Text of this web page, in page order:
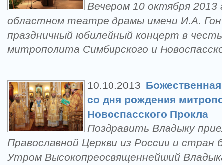
Вечером 10 октября 2013
областном театре драмы имени И.А.
праздничный юбилейный концерт в
митрополита Симбирского и
10.10.2013
со дня рождения
Новоспасского Прокла
Поздравить Владыку
Православной Церкви из России и стран
Утром Высокопреосвященнейший